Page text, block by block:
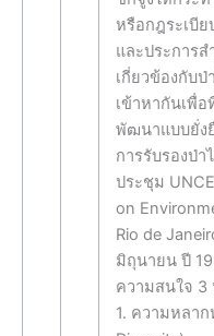
หรือกฎระเบี
และประการ
เกี่ยวข้องกับ
เข้าหากันเพื่
พัฒนาแบบยั่ง
การรับรองป่
ประชุม
on
Rio de
มิถุนายน ปี
ความสนใจ 3
1. ความหลา